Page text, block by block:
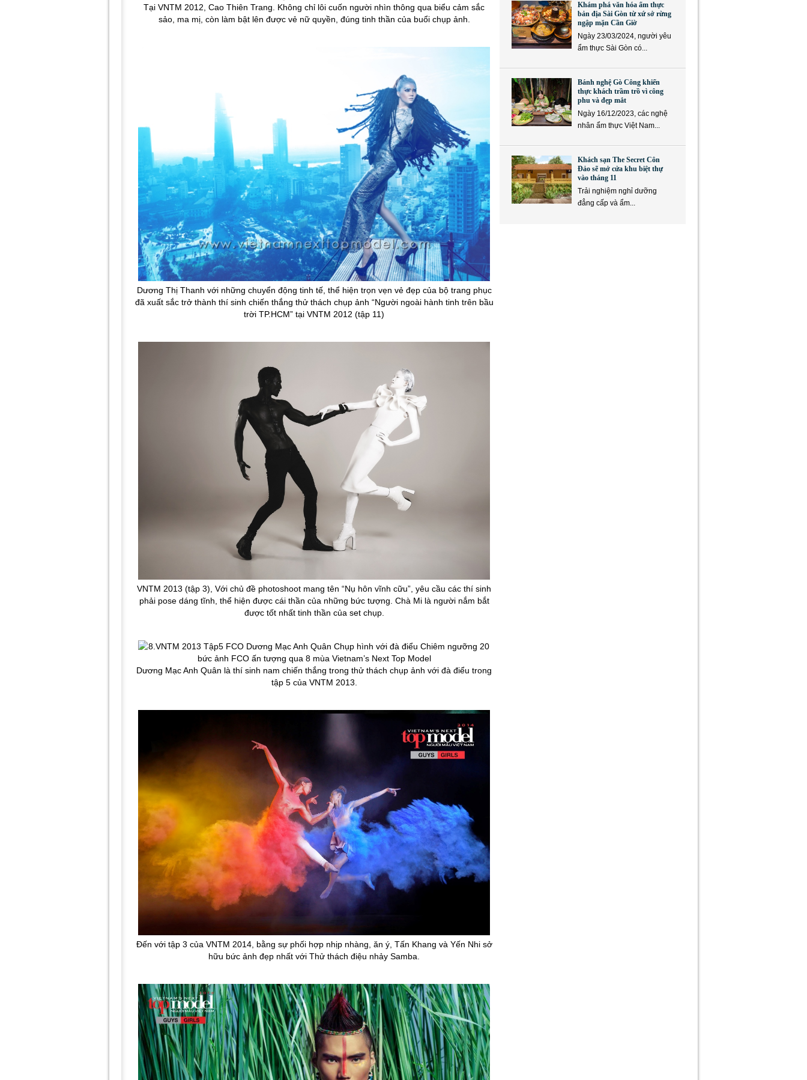
Tại VNTM 2012, Cao Thiên Trang. Không chỉ lôi cuốn người nhìn thông qua biểu cảm sắc
sảo, ma mị, còn làm bật lên được vẻ nữ quyền, đúng tinh thần của buổi chụp ảnh.
Dương Thị Thanh với những chuyển động tinh tế, thể hiện trọn vẹn vẻ đẹp của bộ trang phục
đã xuất sắc trở thành thí sinh chiến thắng thử thách chụp ảnh “Người ngoài hành tinh trên bầu
trời TP.HCM” tại VNTM 2012 (tập 11)
VNTM 2013 (tập 3), Với chủ đề photoshoot mang tên “Nụ hôn vĩnh cữu”, yêu cầu các thí sinh
phải pose dáng tĩnh, thể hiện được cái thần của những bức tượng. Chà Mi là người nắm bắt
được tốt nhất tinh thần của set chụp.
Dương Mạc Anh Quân là thí sinh nam chiến thắng trong thử thách chụp ảnh với đà điểu trong
tập 5 của VNTM 2013.
Đến với tập 3 của VNTM 2014, bằng sự phối hợp nhịp nhàng, ăn ý, Tấn Khang và Yến Nhi sở
hữu bức ảnh đẹp nhất với Thử thách điệu nhảy Samba.
Khám phá văn hóa ẩm thực
bản địa Sài Gòn từ xứ sở rừng
ngập mặn Cần Giờ
Ngày 23/03/2024, người yêu
ẩm thực Sài Gòn có...
Bánh nghệ Gò Công khiến
thực khách trầm trồ vì công
phu và đẹp mắt
Ngày 16/12/2023, các nghệ
nhân ẩm thực Việt Nam...
Khách sạn The Secret Côn
Đảo sẽ mở cửa khu biệt thự
vào tháng 11
Trải nghiệm nghỉ dưỡng
đẳng cấp và ẩm...